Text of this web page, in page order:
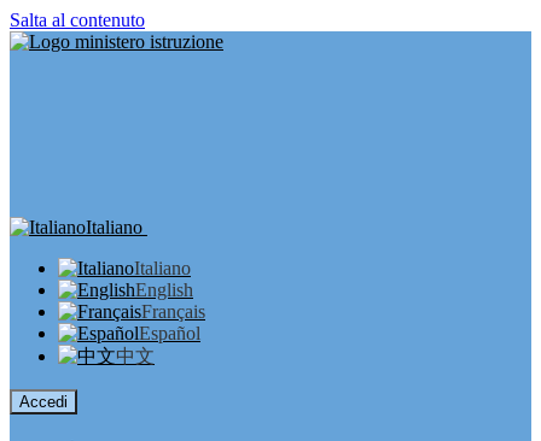
Salta al contenuto
Italiano
Italiano
English
Français
Español
中文
Accedi